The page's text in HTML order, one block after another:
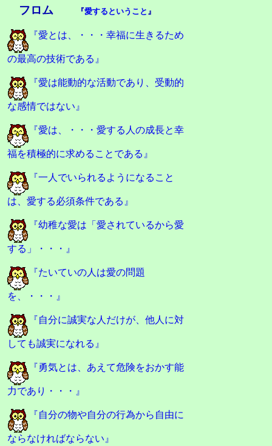
フロム 『愛するということ 』
『愛とは、・・・幸福に生きるため
の最高の技術である』
『愛は能動的な活動であり、受動的
な感情ではない』
『愛は、・・・愛する人の成長と幸
福を積極的に求めることである』
『一人でいられるようになること
は、愛する必須条件である』
『幼稚な愛は「愛されているから愛
する」・・・』
『たいていの人は愛の問題
を、・・・』
『自分に誠実な人だけが、他人に対
しても誠実になれる』
『勇気とは、あえて危険をおかす能
力であり・・・』
『自分の物や自分の行為から自由に
ならなければならない』